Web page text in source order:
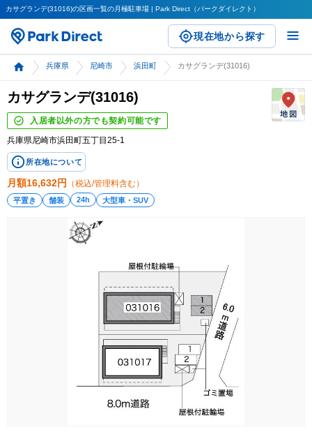
カサグランデ(31016)の区画一覧の月極駐車場 | Park Direct（パークダイレクト）
現在地から探す
兵庫県 尼崎市 浜田町 カサグランデ(31016)
カサグランデ(31016)
入居者以外の方でも契約可能です
兵庫県尼崎市浜田町五丁目25-1
所在地について
月額16,632円 （税込/管理料含む）
平置き 舗装 24h 大型車・SUV